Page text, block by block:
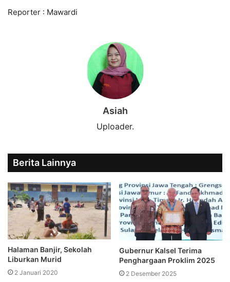
Reporter : Mawardi
Asiah
Uploader.
Berita Lainnya
Halaman Banjir, Sekolah
Liburkan Murid
2 Januari 2020
Gubernur Kalsel Terima
Penghargaan Proklim 2025
2 Desember 2025